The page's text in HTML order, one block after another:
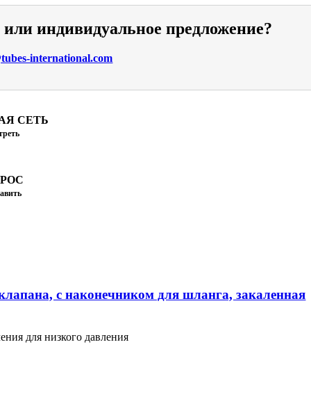
индивидуальное предложение?
international.com
СЕТЬ
с наконечником для шланга, закаленная
для низкого давления